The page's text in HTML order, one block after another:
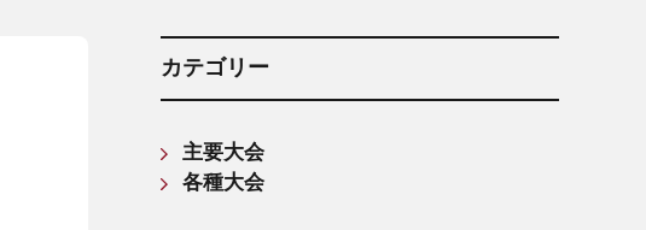
箱根駅伝記録(第101回〜第110回)
カテゴリー
主要大会
各種大会